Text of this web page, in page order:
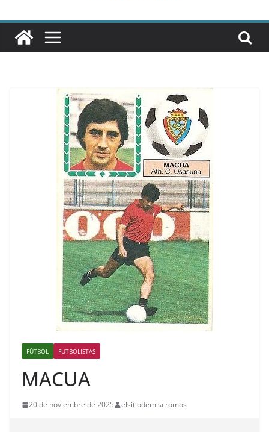
FÚTBOL FUTBOLISTAS
MACUA
20 de noviembre de 2025 elsitiodemiscromos